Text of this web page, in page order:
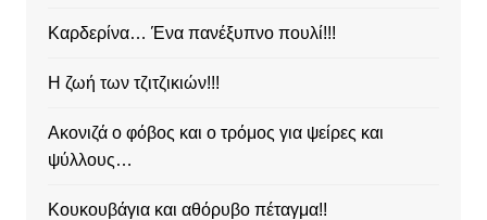
Καρδερίνα… Ένα πανέξυπνο πουλί!!!
Η ζωή των τζιτζικιών!!!
Ακονιζά ο φόβος και ο τρόμος για ψείρες και
ψύλλους…
Κουκουβάγια και αθόρυβο πέταγμα!!